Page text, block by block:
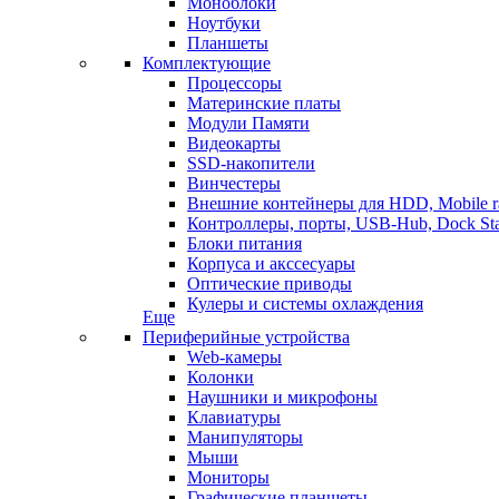
Ноутбуки
Планшеты
Комплектующие
Процессоры
Материнские платы
Модули Памяти
Видеокарты
SSD-накопители
Винчестеры
Внешние контейнеры для HDD, Mobile
Контроллеры, порты, USB-Hub, Dock
Блоки питания
Корпуса и акссесуары
Оптические приводы
Кулеры и системы охлаждения
Еще
Периферийные устройства
Web-камеры
Колонки
Наушники и микрофоны
Клавиатуры
Манипуляторы
Мыши
Мониторы